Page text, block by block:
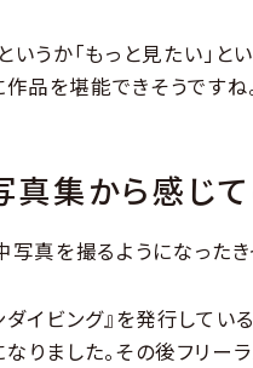
いうか「もっと見たい」
品を堪能できそうですね
真集から感じ
写真を撮るようになった
ダイビング』を発行して
りました。その後フリー